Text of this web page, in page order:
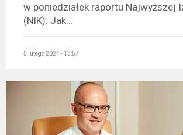
w poniedziałek raportu Najwyższej
(NIK). Jak...
5 lutego 2024 - 13:57